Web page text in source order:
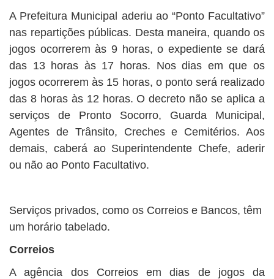
A Prefeitura Municipal aderiu ao “Ponto Facultativo”
nas repartições públicas. Desta maneira, quando os
jogos ocorrerem às 9 horas, o expediente se dará
das 13 horas às 17 horas. Nos dias em que os
jogos ocorrerem às 15 horas, o ponto será realizado
das 8 horas às 12 horas. O decreto não se aplica a
serviços de Pronto Socorro, Guarda Municipal,
Agentes de Trânsito, Creches e Cemitérios. Aos
demais, caberá ao Superintendente Chefe, aderir
ou não ao Ponto Facultativo.
Serviços privados, como os Correios e Bancos, têm
um horário tabelado.
Correios
A agência dos Correios em dias de jogos da